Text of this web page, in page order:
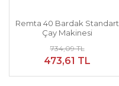
Remta 40 Bardak Standart
Çay Makinesi
734,09 TL
473,61 TL